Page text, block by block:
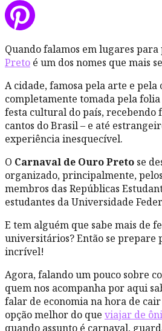
Quando falamos em lugares
Preto é um dos nomes que mais
A cidade, famosa pela arte e
completamente tomada pela
festa cultural do país, recebendo
cantos do Brasil – e até
experiência inesquecível.
O Carnaval de Ouro Preto se
organizado, principalmente,
membros das Repúblicas
estudantes da Universidade
E tem alguém que sabe mais de
universitários? Então se prepare
incrível!
Agora, falando um pouco sobre
quem nos acompanha por aqui
falar de economia na hora de
opção melhor do que viajar de
quando assunto é carnaval,